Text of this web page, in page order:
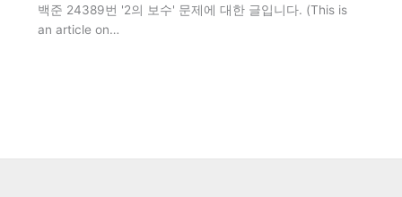
백준 24389번 '2의 보수' 문제에 대한 글입니다. (This is
an article on…